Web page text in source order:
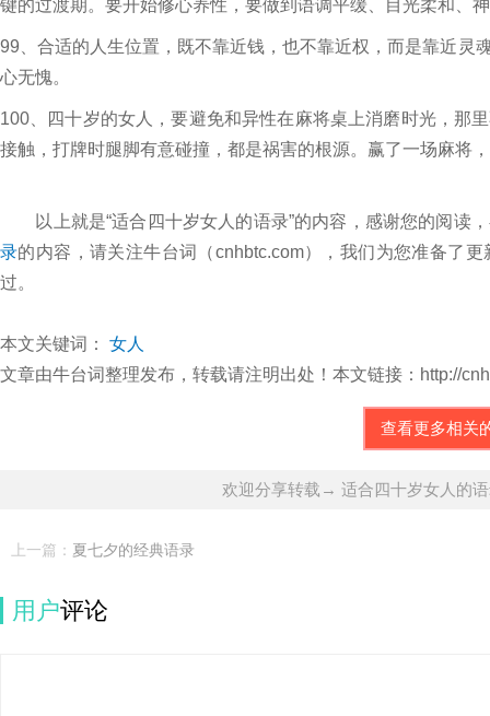
键的过渡期。要开始修心养性，要做到语调平缓、目光柔和、
99、合适的人生位置，既不靠近钱，也不靠近权，而是靠近灵
心无愧。
100、四十岁的女人，要避免和异性在麻将桌上消磨时光，那
接触，打牌时腿脚有意碰撞，都是祸害的根源。赢了一场麻将
以上就是“适合四十岁女人的语录”的内容，感谢您的阅读
录的内容，请关注牛台词（cnhbtc.com），我们为您准备了
过。
本文关键词： 女人
文章由牛台词整理发布，转载请注明出处！本文链接：http://
查看更多相关
欢迎分享转载→ 适合四十岁女人的
上一篇： 夏七夕的经典语录
用户评论